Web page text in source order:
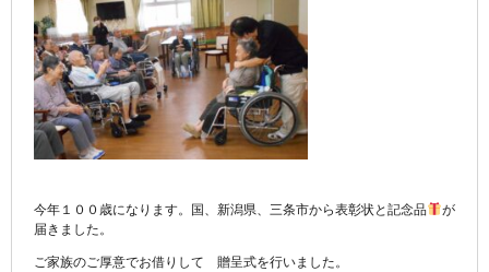
今年１００歳になります。国、新潟県、三条市から表彰状と記念品
が
届きました。
ご家族のご厚意でお借りして 贈呈式を行いました。